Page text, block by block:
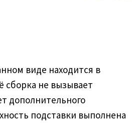
виде находится в
сборка не вызывает
дополнительного
подставки выполнена